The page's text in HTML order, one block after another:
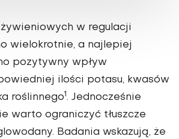
w regulacji
wielokrotnie, a naj­lepiej
pozytywny wpływ
ilości potasu, kwa­sów
roślinnego1. Jednocześnie
warto ograniczyć tłuszcze
Badania wskazują, że